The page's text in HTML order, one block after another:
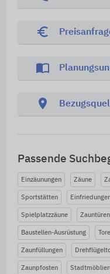
euro_symbol
import_contacts
location_on
Passende
Einzäunungen Zäune
Sportstätten
Spielplatzzäune Zauntüren
Baustellen-Ausrüstung Tore
Zaunfüllungen
Zaunpfosten